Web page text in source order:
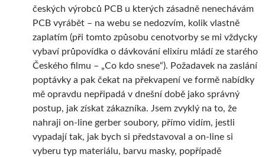
českých výrobců PCB u kterých zásadně nenechávám
PCB vyrábět – na webu se nedozvím, kolik vlastně
zaplatím (při tomto způsobu cenotvorby se mi vždycky
vybaví průpovídka o dávkování elixíru mládí ze starého
Českého filmu – „Co kdo snese“). Požadavek na zaslání
poptávky a pak čekat na překvapení ve formě nabídky
mě opravdu nepřipadá v dnešní době jako správný
postup, jak získat zákazníka. Jsem zvyklý na to, že
nahraji on-line gerber soubory, přímo vidím, jestli
vypadají tak, jak bych si představoval a on-line si
vyberu typ materiálu, barvu masky, popřípadě